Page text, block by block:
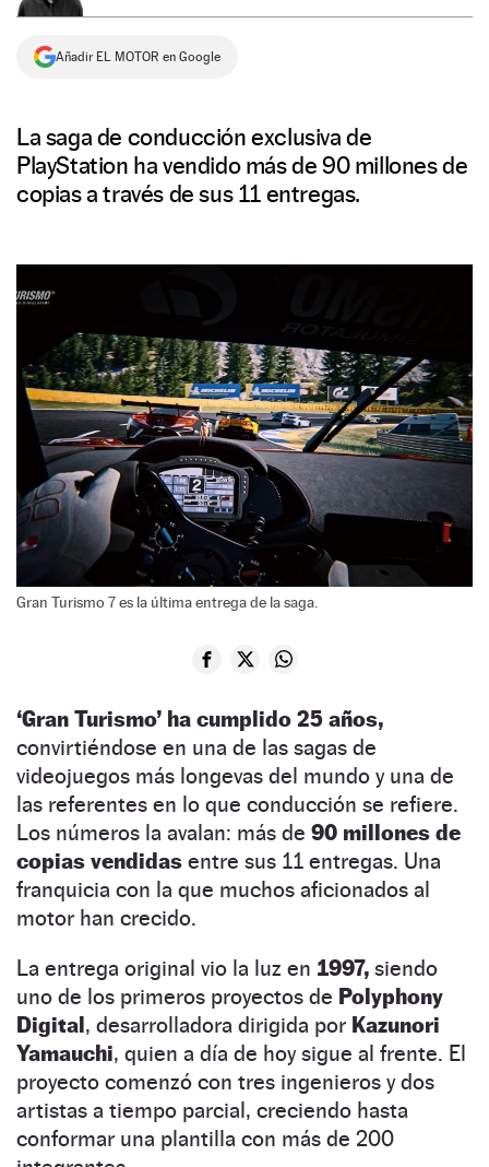
Añadir EL MOTOR en Google
La saga de conducción exclusiva de
PlayStation ha vendido más de 90 millones de
copias a través de sus 11 entregas.
Gran Turismo 7 es la última entrega de la saga.
‘Gran Turismo’ ha cumplido 25 años,
convirtiéndose en una de las sagas de
videojuegos más longevas del mundo y una de
las referentes en lo que conducción se refiere.
Los números la avalan: más de 90 millones de
copias vendidas entre sus 11 entregas. Una
franquicia con la que muchos aficionados al
motor han crecido.
La entrega original vio la luz en 1997, siendo
uno de los primeros proyectos de Polyphony
Digital, desarrolladora dirigida por Kazunori
Yamauchi, quien a día de hoy sigue al frente. El
proyecto comenzó con tres ingenieros y dos
artistas a tiempo parcial, creciendo hasta
conformar una plantilla con más de 200